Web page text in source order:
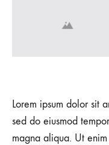
Lorem ipsum dolor sit
sed do eiusmod
magna aliqua. Ut